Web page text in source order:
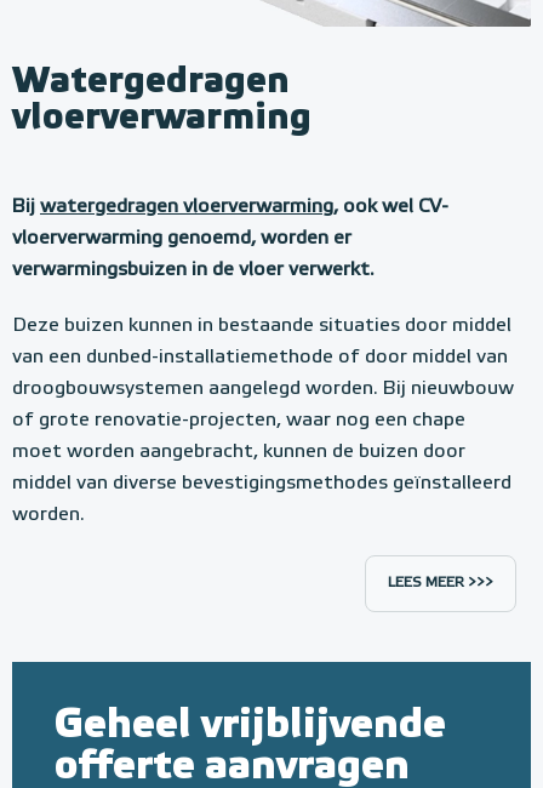
Watergedragen
vloerverwarming
Bij watergedragen vloerverwarming, ook wel CV-
vloerverwarming genoemd, worden er
verwarmingsbuizen in de vloer verwerkt.
Deze buizen kunnen in bestaande situaties door middel
van een dunbed-installatiemethode of door middel van
droogbouwsystemen aangelegd worden. Bij nieuwbouw
of grote renovatie-projecten, waar nog een chape
moet worden aangebracht, kunnen de buizen door
middel van diverse bevestigingsmethodes geïnstalleerd
worden.
LEES MEER >>>
Geheel vrijblijvende
offerte aanvragen